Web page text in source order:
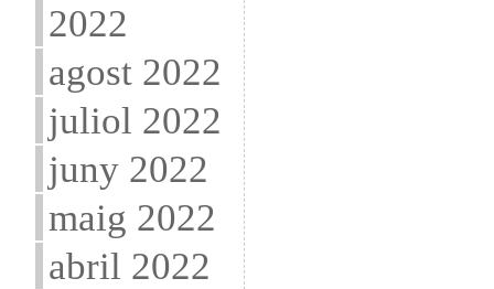
2022
agost 2022
juliol 2022
juny 2022
maig 2022
abril 2022